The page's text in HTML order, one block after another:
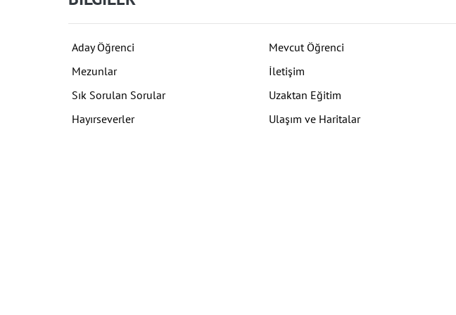
Aday Öğrenci
Mevcut Öğrenci
Mezunlar
İletişim
Sık Sorulan Sorular
Uzaktan Eğitim
Hayırseverler
Ulaşım ve Haritalar